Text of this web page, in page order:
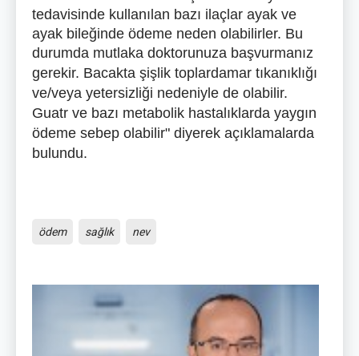
tedavisinde kullanılan bazı ilaçlar ayak ve
ayak bileğinde ödeme neden olabilirler. Bu
durumda mutlaka doktorunuza başvurmanız
gerekir. Bacakta şişlik toplardamar tıkanıklığı
ve/veya yetersizliği nedeniyle de olabilir.
Guatr ve bazı metabolik hastalıklarda yaygın
ödeme sebep olabilir" diyerek açıklamalarda
bulundu.
ödem sağlık nev